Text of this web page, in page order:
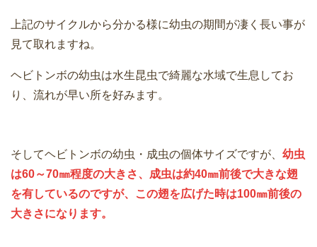
上記のサイクルから分かる様に幼虫の期間が凄く長い事が
見て取れますね。
ヘビトンボの幼虫は水生昆虫で綺麗な水域で生息してお
り、流れが早い所を好みます。
そしてヘビトンボの幼虫・成虫の個体サイズですが、 幼虫
は60～70㎜程度の大きさ、成虫は約40㎜前後で大きな翅
を有しているのですが、この翅を広げた時は100㎜前後の
大きさになります。